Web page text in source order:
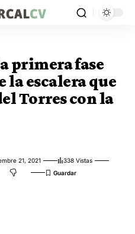
primera fase
la escalera que
Torres con la
21, 2021
338 Vistas